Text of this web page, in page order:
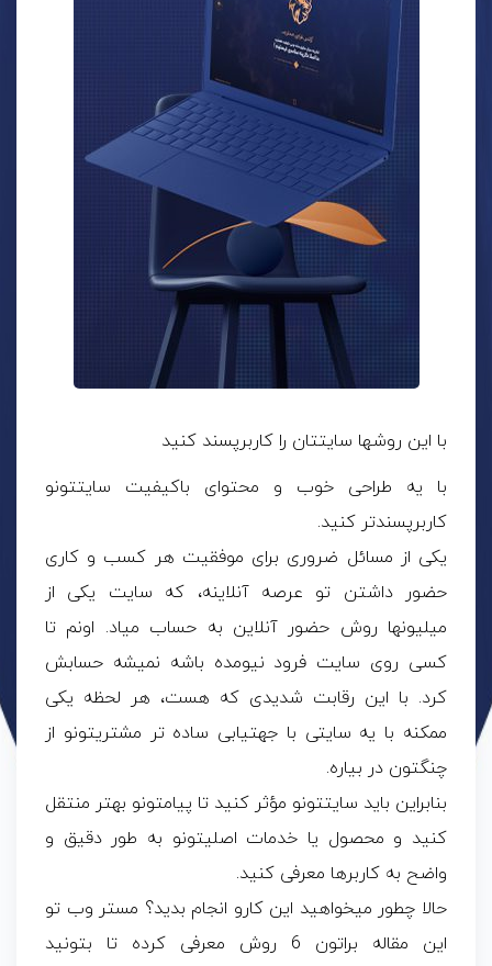
با این روشها سایتتان را کاربرپسند کنید
با یه طراحی خوب و محتوای باکیفیت سایتتونو
کاربرپسندتر کنید.
یکی از مسائل ضروری برای موفقیت هر کسب و کاری
حضور داشتن تو عرصه آنلاینه، که سایت یکی از
میلیونها روش حضور آنلاین به حساب میاد. اونم تا
کسی روی سایت فرود نیومده باشه نمیشه حسابش
کرد. با این رقابت شدیدی که هست، هر لحظه یکی
ممکنه با یه سایتی با جهتیابی ساده تر مشتریتونو از
چنگتون در بیاره.
بنابراین باید سایتتونو مؤثر کنید تا پیامتونو بهتر منتقل
کنید و محصول یا خدمات اصلیتونو به طور دقیق و
واضح به کاربرها معرفی کنید.
حالا چطور میخواهید این کارو انجام بدید؟ مستر وب تو
این مقاله براتون 6 روش معرفی کرده تا بتونید